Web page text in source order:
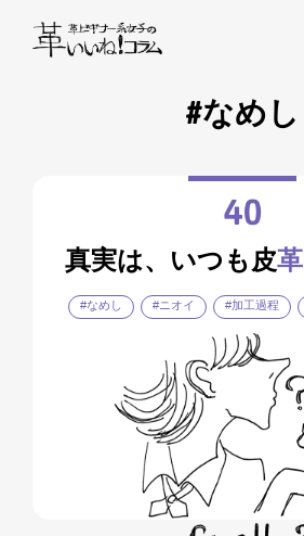
#なめし
40
真実は、いつも皮革
#なめし #ニオイ #加工過程